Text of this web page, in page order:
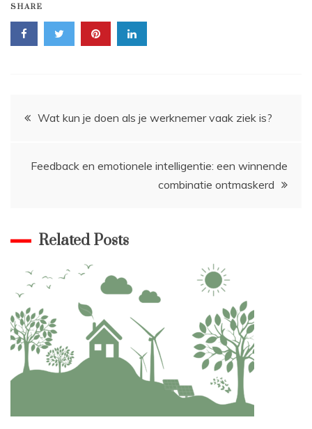
SHARE
Bericht
Wat kun je doen als je werknemer vaak ziek is?
Feedback en emotionele intelligentie: een winnende
combinatie ontmaskerd
Related Posts